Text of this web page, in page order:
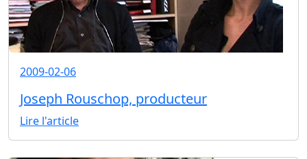
2009-02-06
Joseph Rouschop, producteur
Lire l'article